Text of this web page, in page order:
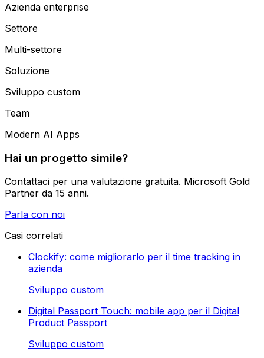
Azienda enterprise
Settore
Multi-settore
Soluzione
Sviluppo custom
Team
Modern AI Apps
Hai un progetto simile?
Contattaci per una valutazione gratuita. Microsoft Gold
Partner da 15 anni.
Parla con noi
Casi correlati
Clockify: come migliorarlo per il time tracking in
azienda
Sviluppo custom
Digital Passport Touch: mobile app per il Digital
Product Passport
Sviluppo custom